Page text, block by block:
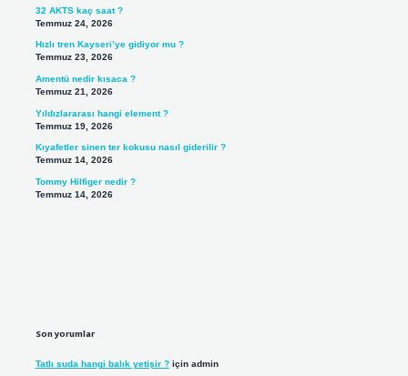
32 AKTS kaç saat ?
Temmuz 24, 2026
Hızlı tren Kayseri’ye gidiyor mu ?
Temmuz 23, 2026
Amentü nedir kısaca ?
Temmuz 21, 2026
Yıldızlararası hangi element ?
Temmuz 19, 2026
Kıyafetler sinen ter kokusu nasıl giderilir ?
Temmuz 14, 2026
Tommy Hilfiger nedir ?
Temmuz 14, 2026
Son yorumlar
Tatlı suda hangi balık yetişir ?için admin